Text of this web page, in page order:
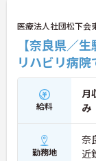
医療法人社団松下会
【奈良県／
リハビリ病院
給料
月
み
勤務地
奈
近